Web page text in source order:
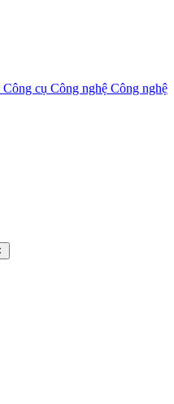
Công cụ Công nghệ Công nghệ